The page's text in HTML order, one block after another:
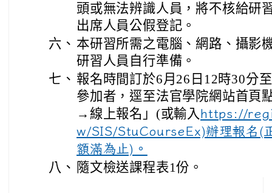
頭或無法辨識人員，將不核給研
出席人員公假登記。
六、 本研習所需之電腦、網路、攝影
研習人員自行準備。
七、 報名時間訂於6月26日12時30分
參加者，逕至法官學院網站首頁
→線上報名」(或輸入https://
w/SIS/StuCourseEx)辦理報名(
額滿為止)。
八、 隨文檢送課程表1份。